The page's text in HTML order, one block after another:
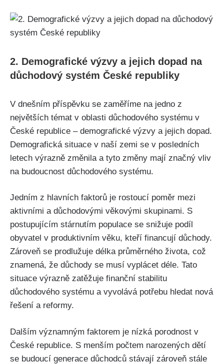
2. Demografické výzvy a jejich dopad na
důchodový systém České republiky
V dnešním příspěvku se zaměříme na jedno z
největších témat v oblasti důchodového systému v
České republice – demografické výzvy a jejich dopad.
Demografická situace v naší zemi se v posledních
letech výrazně změnila a tyto změny mají značný vliv
na budoucnost důchodového systému.
Jedním z hlavních faktorů je rostoucí poměr mezi
aktivními a důchodovými věkovými skupinami. S
postupujícím stárnutím populace se snižuje podíl
obyvatel v produktivním věku, kteří financují důchody.
Zároveň se prodlužuje délka průměrného života, což
znamená, že důchody se musí vyplácet déle. Tato
situace výrazně zatěžuje finanční stabilitu
důchodového systému a vyvolává potřebu hledat nová
řešení a reformy.
Dalším významným faktorem je nízká porodnost v
České republice. S menším počtem narozených dětí
se budoucí generace důchodců stávají zároveň stále